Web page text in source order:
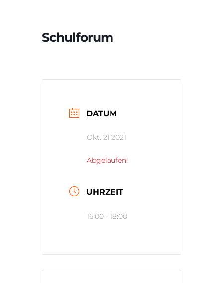
Schulforum
DATUM
Okt. 21 2021
Abgelaufen!
UHRZEIT
16:00 - 18:00